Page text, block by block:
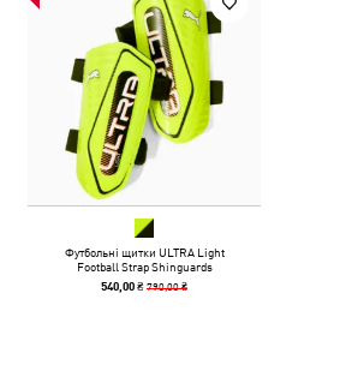
Футбольні щитки ULTRA Light
Football Strap Shinguards
540,00 ₴790,00 ₴